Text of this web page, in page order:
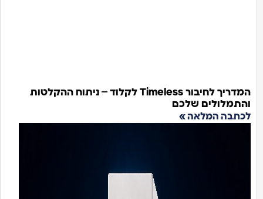
המדריך לחיבור Timeless לקלוד – ניתוח ההקלטות
והתמלולים שלכם
לכתבה המלאה »